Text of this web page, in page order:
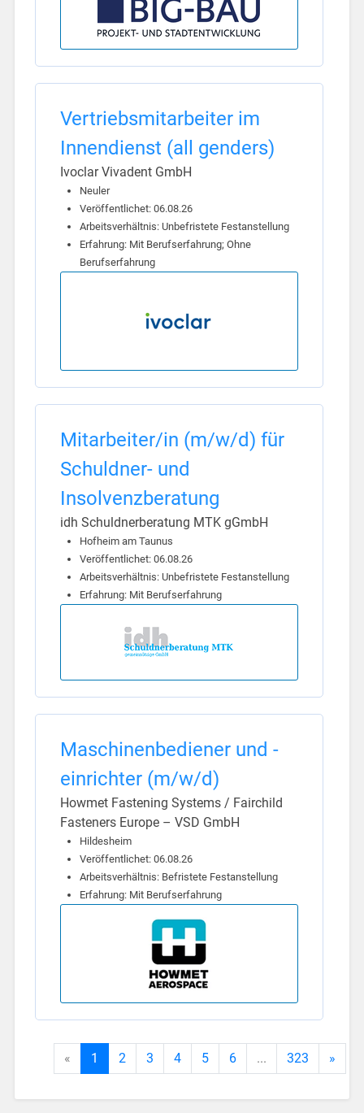
Vertriebsmitarbeiter im
Innendienst (all genders)
Ivoclar Vivadent GmbH
Neuler
Veröffentlichet: 06.08.26
Arbeitsverhältnis: Unbefristete Festanstellung
Erfahrung: Mit Berufserfahrung; Ohne
Berufserfahrung
Mitarbeiter/in (m/w/d) für
Schuldner- und
Insolvenzberatung
idh Schuldnerberatung MTK gGmbH
Hofheim am Taunus
Veröffentlichet: 06.08.26
Arbeitsverhältnis: Unbefristete Festanstellung
Erfahrung: Mit Berufserfahrung
Maschinenbediener und -
einrichter (m/w/d)
Howmet Fastening Systems / Fairchild
Fasteners Europe – VSD GmbH
Hildesheim
Veröffentlichet: 06.08.26
Arbeitsverhältnis: Befristete Festanstellung
Erfahrung: Mit Berufserfahrung
« 1 2 3 4 5 6 ... 323 »